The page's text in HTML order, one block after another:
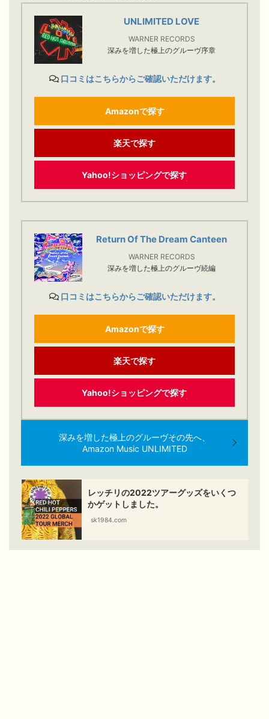
UNLIMITED LOVE
WARNER RECORDS
深みを増した極上のグルーヴ序章
口コミはこちらからご確認いただけます。
Amazonで探す
楽天で探す
Yahoo!ショッピングで探す
Return Of The Dream Canteen
WARNER RECORDS
深みを増した極上のグルーヴ続編
口コミはこちらからご確認いただけます。
Amazonで探す
楽天で探す
Yahoo!ショッピングで探す
深みを増した極上のグルーヴその先へ、
Amazon Music UNLIMITED
レッチリの2022ツアーグッズをいくつ
かゲットしました。
sk1984.com